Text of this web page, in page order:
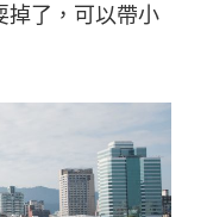
掉了，可以帶小